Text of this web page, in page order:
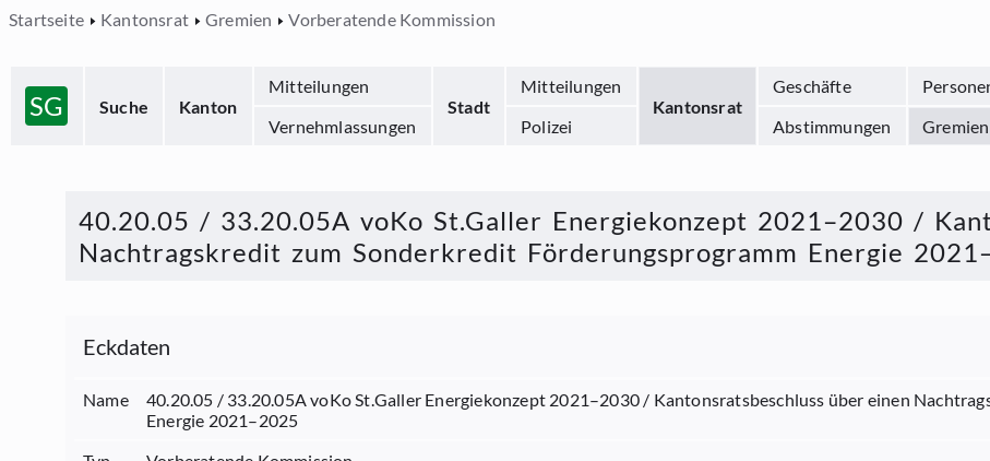
Startseite Kantonsrat Gremien Vorberatende Kommission
SG Suche Kanton
Mitteilungen
Stadt
Mitteilungen
Kantonsrat
Geschäfte
Vernehmlassungen
Polizei Abstimmungen Gremien
40.20.05 / 33.20.05A voKo St.Galler Energiekonzept 2021–2030 /
Nachtragskredit zum Sonderkredit Förderungsprogramm Energie
Eckdaten
Name
40.20.05 / 33.20.05A voKo St.Galler Energiekonzept 2021–2030 / Kantonsratsbeschluss über einen
Energie 2021–2025